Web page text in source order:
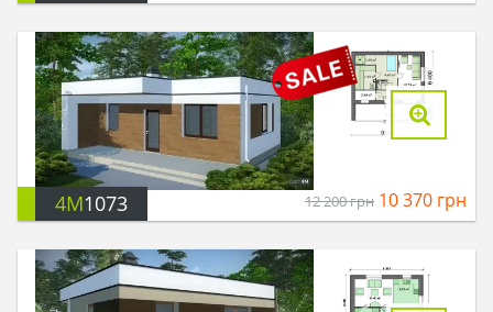
4M1073 12 200грн 10 370 грн